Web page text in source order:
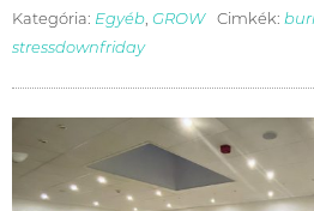
Kategória: Egyéb, GROW Cimkék:
stressdownfriday